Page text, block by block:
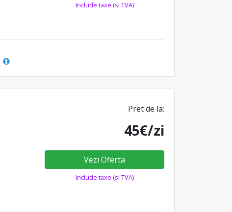
Include taxe (si TVA)
Pret de la:
45€/zi
Vezi Oferta
Include taxe (si TVA)